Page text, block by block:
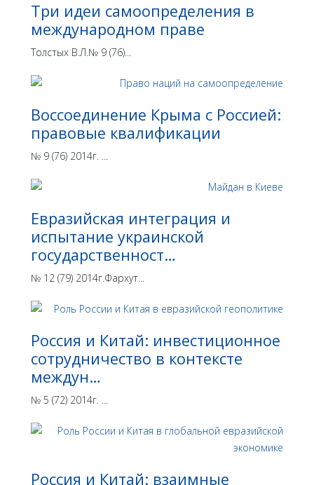
Три идеи самоопределения в
международном праве
Толстых В.Л.№ 9 (76)...
Воссоединение Крыма с Россией:
правовые квалификации
№ 9 (76) 2014г. ...
Евразийская интеграция и
испытание украинской
государственност…
№ 12 (79) 2014г.Фархут...
Россия и Китай: инвестиционное
сотрудничество в контексте
междун…
№ 5 (72) 2014г. ...
Россия и Китай: взаимные